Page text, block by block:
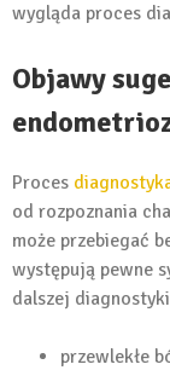
wygląda proces
Objawy
Proces
od rozpoznania
może przebiegać
występują pewne
dalszej
przewlekłe